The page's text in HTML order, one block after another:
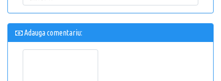
Adauga comentariu: